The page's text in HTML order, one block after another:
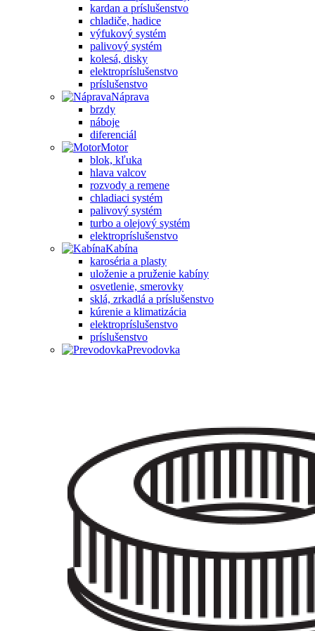
kardan a príslušenstvo
chladiče, hadice
výfukový systém
palivový systém
kolesá, disky
elektropríslušenstvo
príslušenstvo
Náprava
brzdy
náboje
diferenciál
Motor
blok, kľuka
hlava valcov
rozvody a remene
chladiaci systém
palivový systém
turbo a olejový systém
elektropríslušenstvo
Kabína
karoséria a plasty
uloženie a pruženie kabíny
osvetlenie, smerovky
sklá, zrkadlá a príslušenstvo
kúrenie a klimatizácia
elektropríslušenstvo
príslušenstvo
Prevodovka